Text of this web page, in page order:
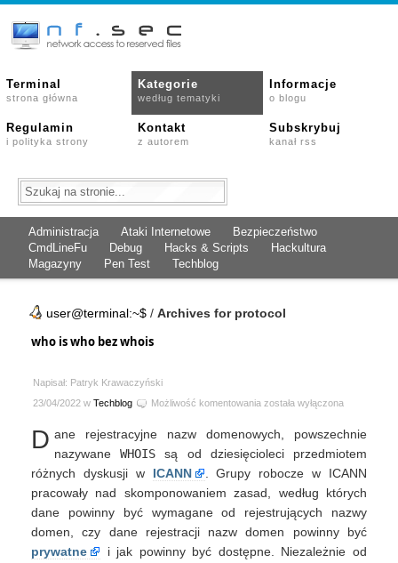
Terminal
strona główna
Kategorie
według tematyki
Informacje
o blogu
Regulamin
i polityka strony
Kontakt
z autorem
Subskrybuj
kanał rss
Administracja Ataki Internetowe
Bezpieczeństwo
CmdLineFu
Debug Hacks & Scripts
Hackultura
Magazyny
Pen Test Techblog
user@terminal:~$ / Archives for protocol
who is who bez whois
Napisał: Patryk Krawaczyński
23/04/2022 w Techblog Możliwość komentowania who
who
bez
została wyłączona
D ane rejestracyjne nazw domenowych, powszechnie
nazywaneWHOIS są od dziesięcioleci przedmiotem
różnych dyskusji w ICANN
. Grupy robocze w ICANN
pracowały nad skomponowaniem zasad, według których
dane powinny być wymagane od rejestrujących nazwy
domen, czy dane rejestracji nazw domen powinny być
prywatne
i jak powinny być dostępne. Niezależnie od